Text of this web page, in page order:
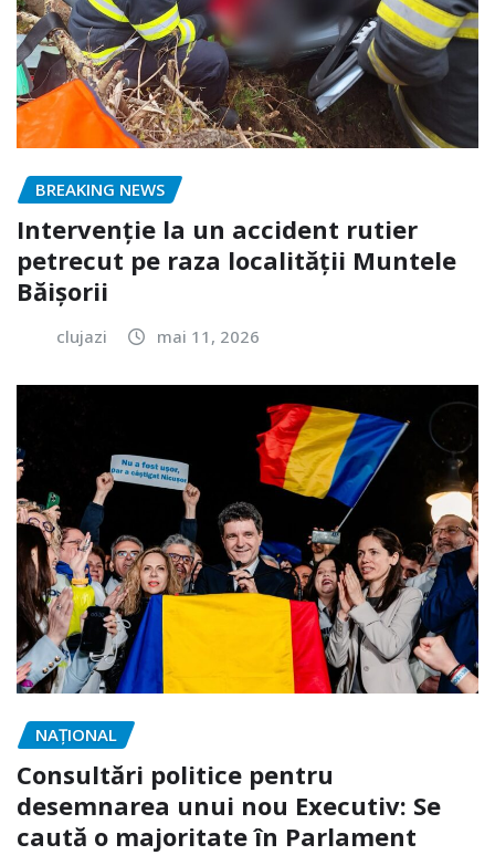
BREAKING NEWS
Intervenție la un accident rutier
petrecut pe raza localității Muntele
Băișorii
clujazi mai 11, 2026
NAŢIONAL
Consultări politice pentru
desemnarea unui nou Executiv: Se
caută o majoritate în Parlament